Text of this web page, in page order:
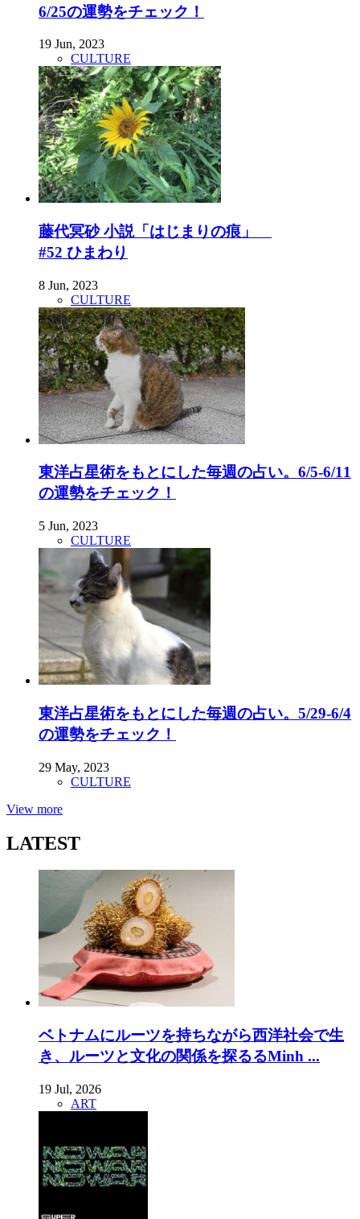
6/25の運勢をチェック！
19 Jun, 2023
CULTURE
藤代冥砂 小説「はじまりの痕」
#52 ひまわり
8 Jun, 2023
CULTURE
東洋占星術をもとにした毎週の占い。6/5-6/11
の運勢をチェック！
5 Jun, 2023
CULTURE
東洋占星術をもとにした毎週の占い。5/29-6/4
の運勢をチェック！
29 May, 2023
CULTURE
View more
LATEST
ベトナムにルーツを持ちながら西洋社会で生
き、ルーツと文化の関係を探るるMinh ...
19 Jul, 2026
ART